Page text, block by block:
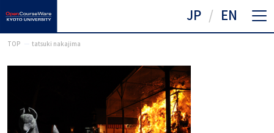
JP EN
TOP tatsuki nakajima